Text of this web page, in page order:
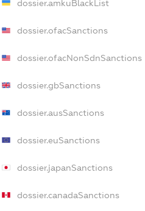
dossier.amkuBlackList
dossier.ofacSanctions
dossier.ofacNonSdnSanctions
dossier.gbSanctions
dossier.ausSanctions
dossier.euSanctions
dossier.japanSanctions
dossier.canadaSanctions